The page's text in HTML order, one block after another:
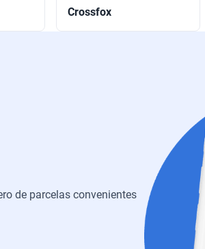
Crossfox
de parcelas convenientes